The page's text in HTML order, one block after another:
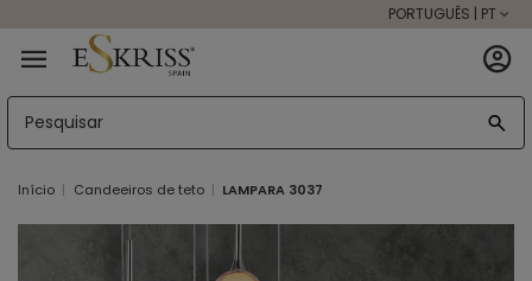
PORTUGUÊS | PT
Início Candeeiros de teto LAMPARA 3037